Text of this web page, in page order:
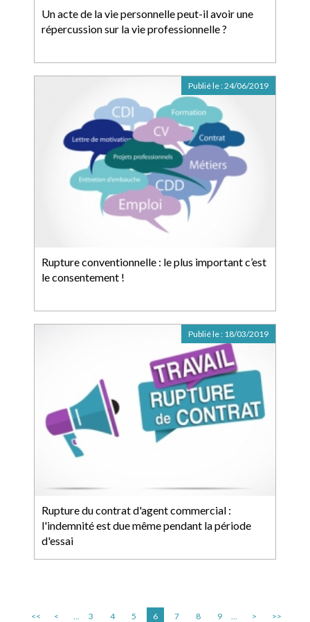
Un acte de la vie personnelle peut-il avoir une
répercussion sur la vie professionnelle ?
Rupture conventionnelle : le plus important c’est
le consentement !
Publié le :24/06/2019
Rupture du contrat d'agent commercial :
l'indemnité est due même pendant la période
d'essai
Publié le : 18/03/2019
<< < ... 3 4 5 6 7 8 9 ... > >>